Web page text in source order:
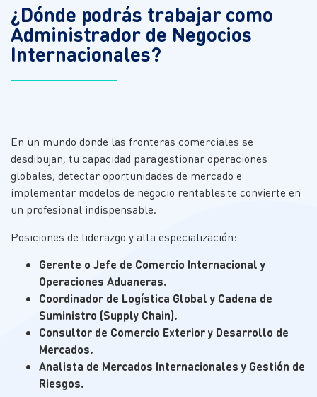
¿Dónde podrás trabajar como
Administrador de Negocios
Internacionales?
En un mundo donde las fronteras comerciales se
desdibujan, tu capacidad para gestionar operaciones
globales, detectar oportunidades de mercado e
implementar modelos de negocio rentables te convierte en
un profesional indispensable.
Posiciones de liderazgo y alta especialización:
Gerente o Jefe de Comercio Internacional y
Operaciones Aduaneras.
Coordinador de Logística Global y Cadena de
Suministro (Supply Chain).
Consultor de Comercio Exterior y Desarrollo de
Mercados.
Analista de Mercados Internacionales y Gestión de
Riesgos.